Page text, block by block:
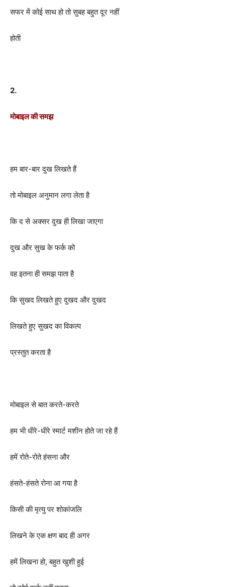
सफर में कोई साथ हो तो सुबह बहुत दूर नहीं
होती
2.
मोबाइल की समझ
हम बार-बार दुख लिखते हैं
तो मोबाइल अनुमान लगा लेता है
कि द से अक्सर दुख ही लिखा जाएगा
दुख और सुख के फर्क को
वह इतना ही समझ पाता है
कि सुखद लिखते हुए दुखद और दुखद
लिखते हुए सुखद का विकल्प
प्रस्तुत करता है
मोबाइल से बात करते-करते
हम भी धीरे-धीरे स्मार्ट मशीन होते जा रहे हैं
हमें रोते-रोते हंसना और
हंसते-हंसते रोना आ गया है
किसी की मृत्यु पर शोकांजलि
लिखने के एक क्षण बाद ही अगर
हमें लिखना हो, बहुत खुशी हुई